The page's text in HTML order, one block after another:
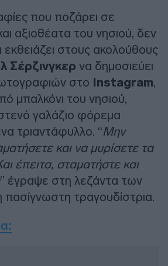
που ποζάρει σε
αξιοθέατα του νησιού, δεν
στους ακολούθους
Σέρζινγκερ να δημοσιεύει
στο Instagram,
μπαλκόνι του νησιού,
γαλάζιο φόρεμα
τριαντάφυλλο. “Μην
και να μυρίσετε τα
έπειτα, σταματήστε και
” έγραψε στη λεζάντα των
τραγουδίστρια.